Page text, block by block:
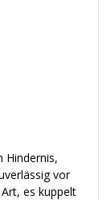
Hindernis,
vor
es kuppelt